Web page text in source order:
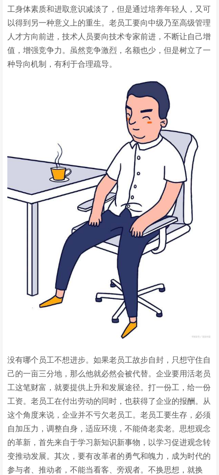
工身体素质和进取意识减淡了，但是通过培养年轻人，又可
以得到另一种意义上的重生。老员工要向中级乃至高级管理
人才方向前进，技术人员要向技术专家前进，不断让自己增
值，增强竞争力。虽然竞争激烈，名额也少，但是树立了一
种导向机制，有利于合理疏导。
没有哪个员工不想进步。如果老员工故步自封，只想守住自
己的一亩三分地，那么他就必然会被代替。企业要用活老员
工这笔财富，就要提供上升和发展途径。打一份工，给一份
工资。老员工在付出劳动的同时，也获得了企业的报酬。从
这个角度来说，企业并不亏欠老员工。老员工要生存，必须
自加压力，调整自身，适应环境，不能倚老卖老。思想观念
的革新，首先来自于学习新知识新事物，以学习促进观念转
变推动发展。其次，要有改革者的勇气和魄力，成为时代的
参与者、推动者，不能当看客、旁观者。不换思想，就换